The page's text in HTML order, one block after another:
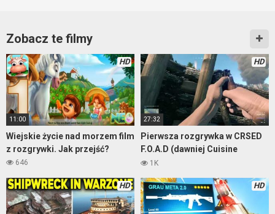
Zobacz te filmy
HD
11:00
Wiejskie życie nad morzem film
z rozgrywki. Jak przejść?
646
HD
27:32
Pierwsza rozgrywka w CRSED
F.O.A.D (dawniej Cuisine
Royale)
1K
HD HD